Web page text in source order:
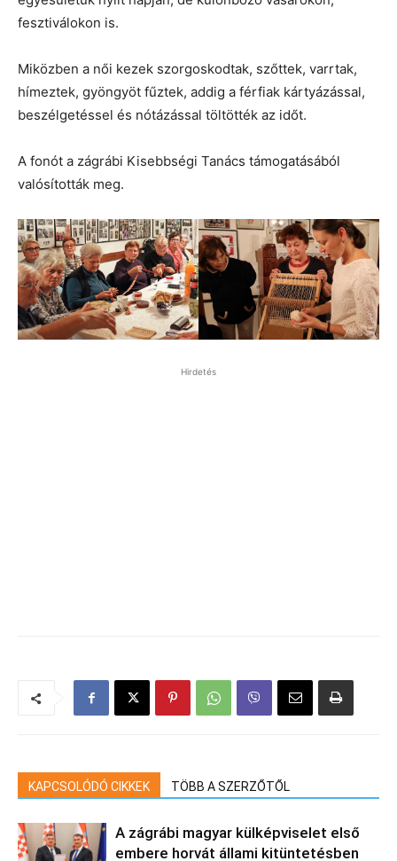
fesztiválokon is.
Miközben a női kezek szorgoskodtak, szőttek, varrtak,
hímeztek, gyöngyöt fűztek, addig a férfiak kártyázással,
beszélgetéssel és nótázással töltötték az időt.
A fonót a zágrábi Kisebbségi Tanács támogatásából
valósították meg.
Hirdetés
KAPCSOLÓDÓ CIKKEK TÖBB A SZERZŐTŐL
A zágrábi magyar külképviselet első
embere horvát állami kitüntetésben